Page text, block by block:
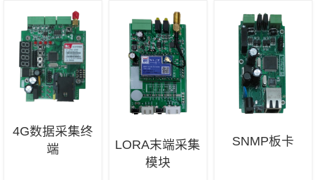
4G数据采集终
端
LORA末端采集
模块
SNMP板卡